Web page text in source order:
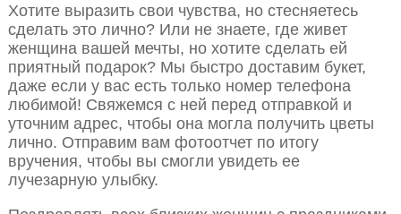
Хотите выразить свои чувства, но стесняетесь
сделать это лично? Или не знаете, где живет
женщина вашей мечты, но хотите сделать ей
приятный подарок? Мы быстро доставим букет,
даже если у вас есть только номер телефона
любимой! Свяжемся с ней перед отправкой и
уточним адрес, чтобы она могла получить цветы
лично. Отправим вам фотоотчет по итогу
вручения, чтобы вы смогли увидеть ее
лучезарную улыбку.